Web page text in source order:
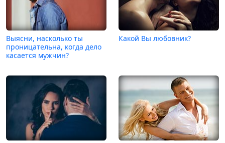
Выясни, насколько ты
проницательна, когда дело
касается мужчин?
Какой Вы любовник?